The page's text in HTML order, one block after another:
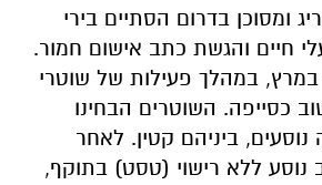
ביניהם קטין. לאחר
ללא רישוי (טסט) בתוקף,
לעצור, אך זה הגיב בהאצה
פרועה בניסיון להימלט.
תמונה מדאיגה של נהיגה